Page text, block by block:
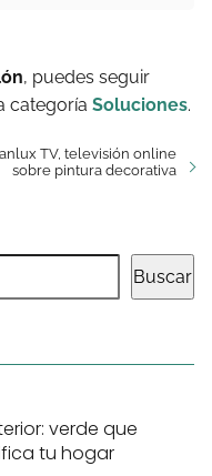
, puedes seguir
categoría Soluciones.
TV, televisión online
sobre pintura decorativa
Buscar
verde que
tu hogar